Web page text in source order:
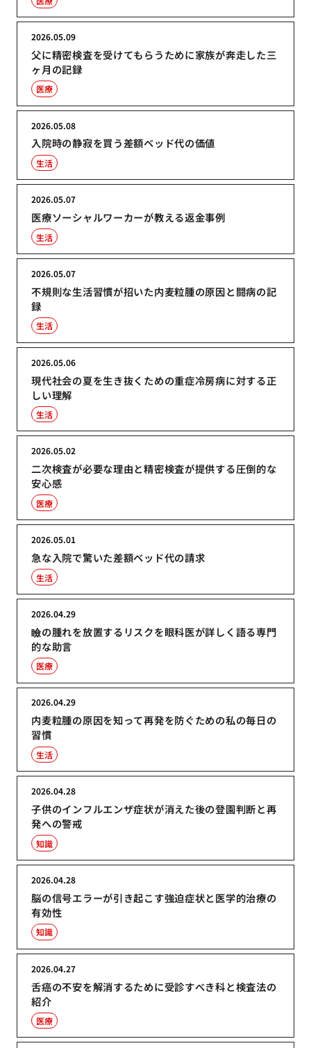
父に精密検査を受けてもらうために家族が奔走した三
ヶ月の記録
2026.05.09
医療
入院時の静寂を買う差額ベッド代の価値
2026.05.08
生活
医療ソーシャルワーカーが教える返金事例
2026.05.07
生活
不規則な生活習慣が招いた内麦粒腫の原因と闘病の記
録
2026.05.07
生活
現代社会の夏を生き抜くための重症冷房病に対する正
しい理解
2026.05.06
生活
二次検査が必要な理由と精密検査が提供する圧倒的な
安心感
2026.05.02
医療
急な入院で驚いた差額ベッド代の請求
2026.05.01
生活
瞼の腫れを放置するリスクを眼科医が詳しく語る専門
的な助言
2026.04.29
医療
内麦粒腫の原因を知って再発を防ぐための私の毎日の
習慣
2026.04.29
生活
子供のインフルエンザ症状が消えた後の登園判断と再
発への警戒
2026.04.28
知識
脳の信号エラーが引き起こす強迫症状と医学的治療の
有効性
2026.04.28
知識
舌癌の不安を解消するために受診すべき科と検査法の
紹介
2026.04.27
医療